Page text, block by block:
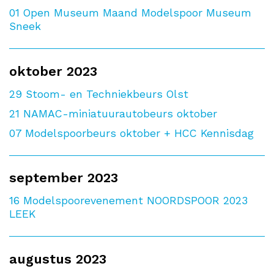
01 Open Museum Maand Modelspoor Museum
Sneek
oktober 2023
29 Stoom- en Techniekbeurs Olst
21 NAMAC-miniatuurautobeurs oktober
07 Modelspoorbeurs oktober + HCC Kennisdag
september 2023
16 Modelspoorevenement NOORDSPOOR 2023
LEEK
augustus 2023